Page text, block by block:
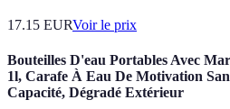
17.15 EURVoir le prix
Bouteilles D'eau Portables Avec
1l, Carafe À Eau De Motivation
Capacité, Dégradé Extérieur